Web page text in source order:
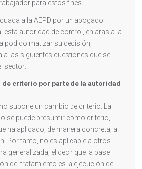
para estos fines.
a la AEPD por un abogado
esta autoridad de control, en aras a la
podido matizar su decisión,
a las siguientes cuestiones que se
sector:
de criterio por parte de la autoridad
supone un cambio de criterio. La
se puede presumir como criterio,
ha aplicado, de manera concreta, al
Por tanto, no es aplicable a otros
generalizada, el decir que la base
del tratamiento es la ejecución del